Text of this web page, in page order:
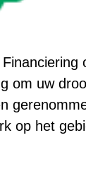
om uw
op het